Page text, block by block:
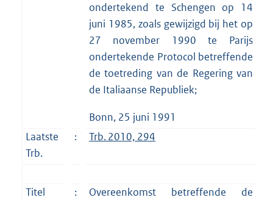
ondertekend te Schengen op 14
juni 1985, zoals gewijzigd bij het op
27 november 1990 te Parijs
ondertekende Protocol betreffende
de toetreding van de Regering van
de Italiaanse Republiek;
Bonn, 25 juni 1991
Laatste
Trb.
: Trb. 2010, 294
Titel :
Overeenkomst betreffende de